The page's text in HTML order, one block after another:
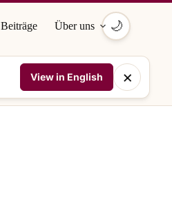
Beiträge Über uns 🌙
View in English ×